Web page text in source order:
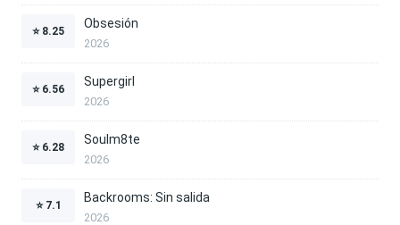
⭐ 8.25
Obsesión
2026
⭐ 6.56
Supergirl
2026
⭐ 6.28
Soulm8te
2026
⭐ 7.1
Backrooms: Sin salida
2026